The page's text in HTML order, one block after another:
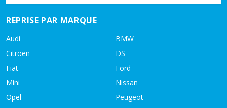
REPRISE PAR MARQUE
Audi
BMW
Citroën
DS
Fiat
Ford
Mini
Nissan
Opel
Peugeot